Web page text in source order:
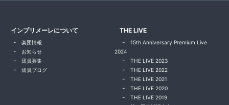
インプリメーレについて
楽団情報
お知らせ
団員募集
団員ブログ
THE LIVE
15th Anniversary Premium Live
2024
THE LIVE 2023
THE LIVE 2022
THE LIVE 2021
THE LIVE 2020
THE LIVE 2019